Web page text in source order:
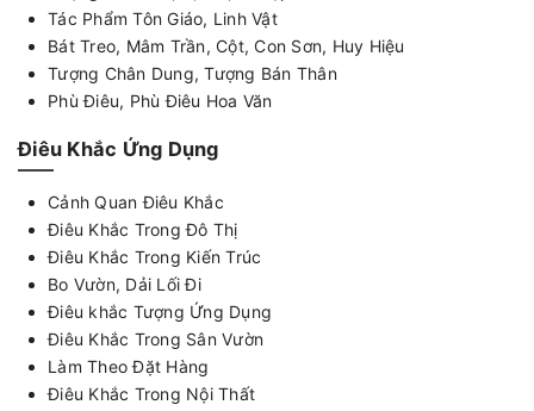
Tác Phẩm Tôn Giáo, Linh Vật
Bát Treo, Mâm Trần, Cột, Con Sơn, Huy Hiệu
Tượng Chân Dung, Tượng Bán Thân
Phù Điêu, Phù Điêu Hoa Văn
Điêu Khắc Ứng Dụng
Cảnh Quan Điêu Khắc
Điêu Khắc Trong Đô Thị
Điêu Khắc Trong Kiến Trúc
Bo Vườn, Dải Lối Đi
Điêu khắc Tượng Ứng Dụng
Điêu Khắc Trong Sân Vườn
Làm Theo Đặt Hàng
Điêu Khắc Trong Nội Thất